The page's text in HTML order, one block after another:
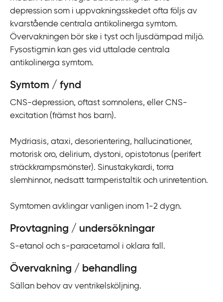
depression som i uppvakningsskedet ofta följs av
kvarstående centrala antikolinerga symtom.
Övervakningen bör ske i tyst och ljusdämpad miljö.
Fysostigmin kan ges vid uttalade centrala
antikolinerga symtom.
Symtom / fynd
CNS-depression, oftast somnolens, eller CNS-
excitation (främst hos barn).
Mydriasis, ataxi, desorientering, hallucinationer,
motorisk oro, delirium, dystoni, opistotonus (perifert
sträckkrampsmönster). Sinustakykardi, torra
slemhinnor, nedsatt tarmperistaltik och urinretention.
Symtomen avklingar vanligen inom 1-2 dygn.
Provtagning / undersökningar
S-etanol och s-paracetamol i oklara fall.
Övervakning / behandling
Sällan behov av ventrikelsköljning.